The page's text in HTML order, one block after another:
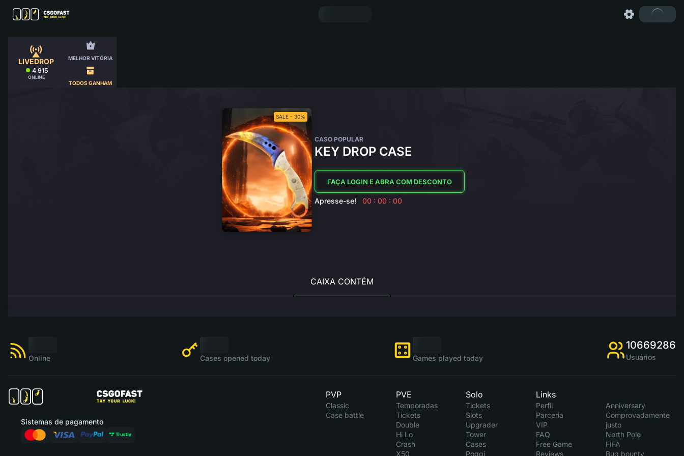
LIVEDROP
4 915
ONLINE
MELHOR VITÓRIA
TODOS GANHAM
SALE - 30%
CASO POPULAR
KEY DROP CASE
FAÇA LOGIN E ABRA COM DESCONTO
Apresse-se! 00 : 00 : 00
CAIXA CONTÉM
Online Cases opened today Games played today
10669286
Usuários
Sistemas de pagamento
PVP
Classic
Case battle
PVE
Temporadas
Tickets
Double
Hi Lo
Crash
X50
Solo
Tickets
Slots
Upgrader
Tower
Cases
Poggi
Links
Perfil
Parceria
VIP
FAQ
Free Game
Reviews
Anniversary
Comprovadamente
justo
North Pole
FIFA
Bug bounty